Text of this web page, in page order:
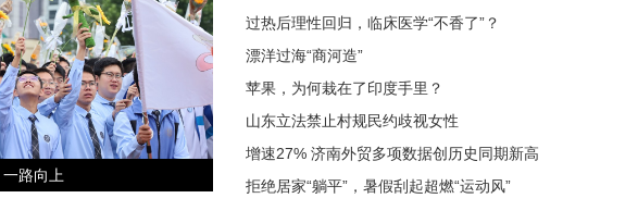
路向上
过热后理性回归，临床医学“不香了”？
漂洋过海“商河造”
苹果，为何栽在了印度手里？
山东立法禁止村规民约歧视女性
增速27% 济南外贸多项数据创历史同期新高
拒绝居家“躺平”，暑假刮起超燃“运动风”